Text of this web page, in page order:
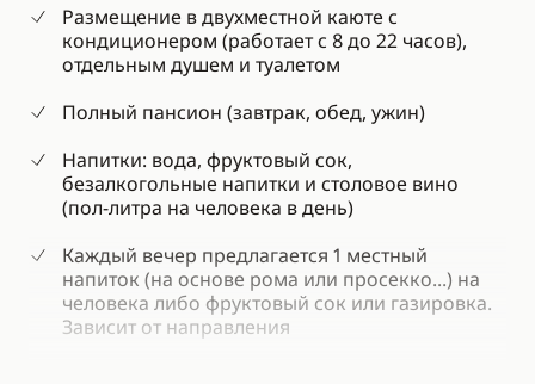
Размещение в двухместной каюте с
кондиционером (работает с 8 до 22 часов),
отдельным душем и туалетом
Полный пансион (завтрак, обед, ужин)
Напитки: вода, фруктовый сок,
безалкогольные напитки и столовое вино
(пол-литра на человека в день)
Каждый вечер предлагается 1 местный
напиток (на основе рома или просекко...) на
человека либо фруктовый сок или газировка.
Зависит от направления